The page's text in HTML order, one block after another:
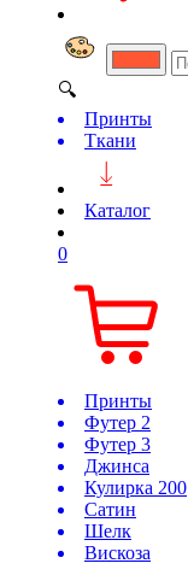
🔍
Принты
Ткани
Каталог
0
Принты
Футер 2
Футер 3
Джинса
Кулирка 200
Сатин
Шелк
Вискоза